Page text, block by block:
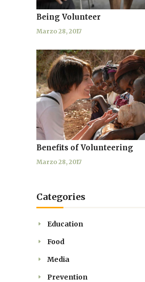
Being Volunteer
Marzo 28, 2017
Benefits of Volunteering
Marzo 28, 2017
Categories
Education
Food
Media
Prevention